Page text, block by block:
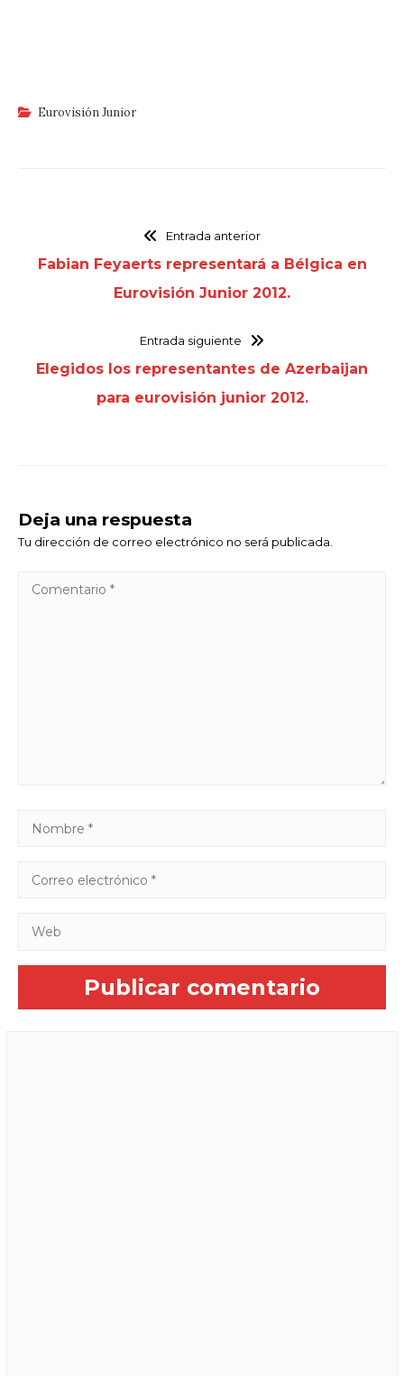
Eurovisión Junior
Entrada anterior
Fabian Feyaerts representará a Bélgica en
Eurovisión Junior 2012.
Entrada siguiente
Elegidos los representantes de Azerbaijan
para eurovisión junior 2012.
Deja una respuesta
Tu dirección de correo electrónico no será publicada.